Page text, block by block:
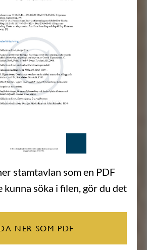
stamtavlan som en PDF
söka i filen, gör du det
NER SOM PDF